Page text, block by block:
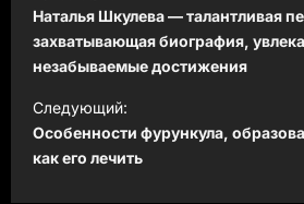
а
в
и
г
а
Наталья Шкулева — талантливая
захватывающая биография,
незабываемые достижения
Следующий:
Особенности фурункула,
как его лечить